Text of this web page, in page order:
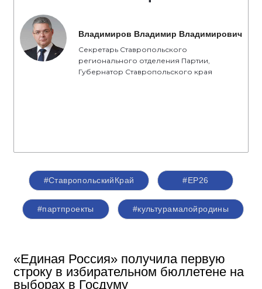
Владимиров Владимир Владимирович
Секретарь Ставропольского
регионального отделения Партии,
Губернатор Ставропольского края
#СтавропольскийКрай #ЕР26
#партпроекты #культурамалойродины
«Единая Россия» получила первую
строку в избирательном бюллетене на
выборах в Госдуму